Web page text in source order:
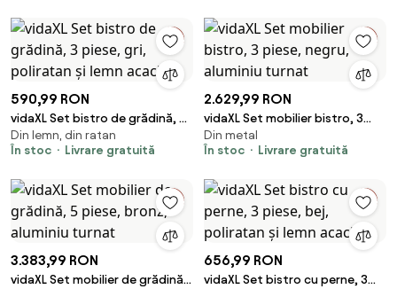
590,99 RON
vidaXL Set bistro de grădină, 3
piese, gri, poliratan și lemn
acacia
Din lemn, din ratan
În stoc
Livrare gratuită
2.629,99 RON
vidaXL Set mobilier bistro, 3
piese, negru, aluminiu turnat
Din metal
În stoc
Livrare gratuită
3.383,99 RON
vidaXL Set mobilier de grădină,
656,99 RON
vidaXL Set bistro cu perne, 3